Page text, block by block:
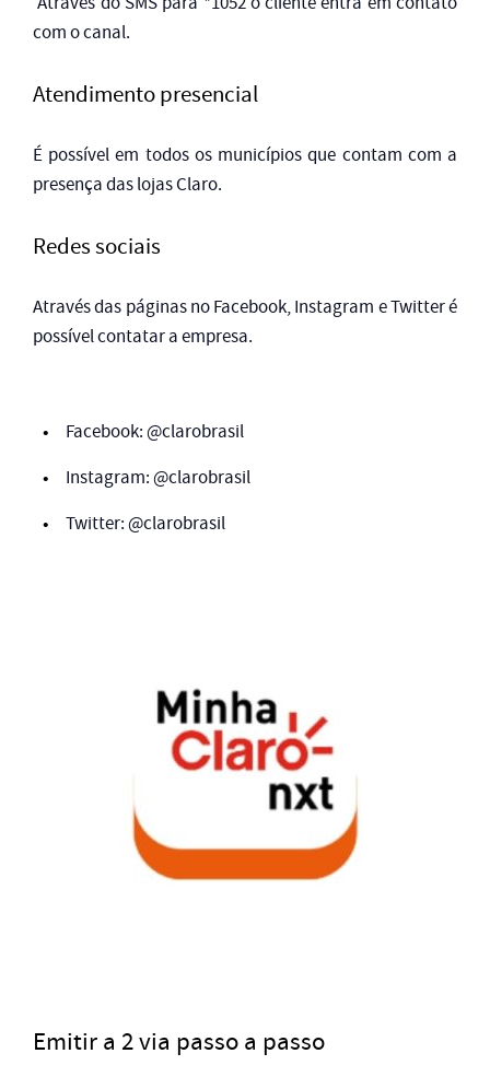
com o canal.
Atendimento presencial
É possível em todos os municípios que contam com a
presença das lojas Claro.
Redes sociais
Através das páginas no Facebook, Instagram e Twitter é
possível contatar a empresa.
Facebook: @clarobrasil
Instagram: @clarobrasil
Twitter: @clarobrasil
Emitir a 2 via passo a passo